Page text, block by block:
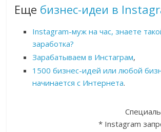
Еще бизнес-идеи в
Instagram-муж на час, знаете
заработка?
Зарабатываем в Инстаграм,
1500 бизнес-идей или любой
начинается с Интернета.
* Instagram